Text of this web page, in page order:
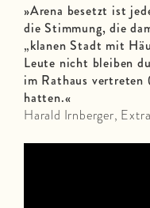
»Arena besetzt ist
die Stimmung, die
„klanen Stadt mit
Leute nicht bleiben
im Rathaus vertreten
hatten.«
Harald Irnberger,